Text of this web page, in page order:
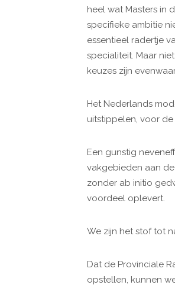
heel wat Masters in
specifieke ambitie
essentieel radertje
specialiteit. Maar
keuzes zijn
Het Nederlands
uitstippelen, voor
Een gunstig
vakgebieden aan
zonder ab initio
voordeel oplevert.
We zijn het stof tot
Dat de Provinciale
opstellen, kunnen